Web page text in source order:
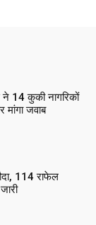
ने 14 कुकी नागरिकों
मांगा जवाब
114 राफेल